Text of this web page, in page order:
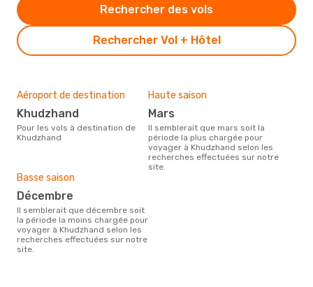
Rechercher Vol + Hôtel
Rechercher des vols
Aéroport de destination
Khudzhand
Pour les vols à destination de
Khudzhand
Haute saison
mars
Il semblerait que mars soit la
période la plus chargée pour
voyager à Khudzhand selon les
recherches effectuées sur notre
site.
Basse saison
décembre
Il semblerait que décembre soit
la période la moins chargée pour
voyager à Khudzhand selon les
recherches effectuées sur notre
site.